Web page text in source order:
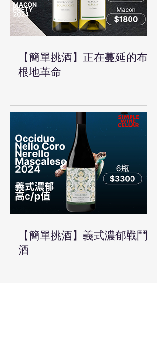
【簡單挑酒】正在蔓延的布
根地革命
【簡單挑酒】義式濃郁戰鬥
酒